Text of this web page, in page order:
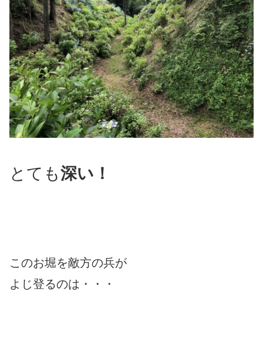
とても深い！
このお堀を敵方の兵が
よじ登るのは・・・